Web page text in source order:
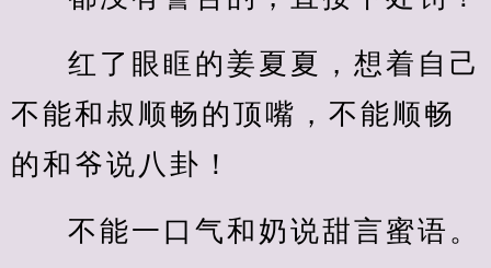
红了眼眶的姜夏夏，想着自己
不能和叔顺畅的顶嘴，不能顺畅
的和爷说八卦！
不能一口气和奶说甜言蜜语。